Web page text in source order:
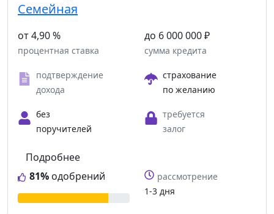
Семейная
от 4,90 %
процентная ставка
до 6 000 000 ₽
сумма кредита
подтверждение
дохода
страхование
по желанию
без
поручителей
требуется
залог
81% одобрений
Подробнее
рассмотрение
1-3 дня